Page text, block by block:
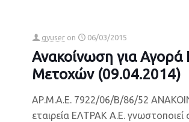
gyuser on 06/03/2015
Ανακοίνωση για Αγορά
Μετοχών (09.04.2014)
ΑΡ.Μ.Α.Ε. 7922/06/Β/86/52
εταιρεία ΕΛΤΡΑΚ Α.Ε. γνωστοποιεί